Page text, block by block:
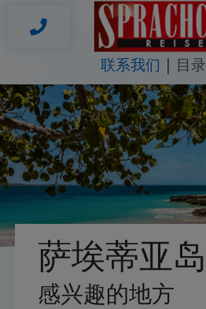
联系我们 目录
萨埃蒂亚岛
感兴趣的地方